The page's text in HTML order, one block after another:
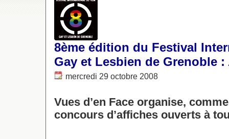
8ème édition du Festival
Gay et Lesbien de Grenoble
mercredi 29 octobre 2008
Vues d’en Face organise,
concours d’affiches ouverts à